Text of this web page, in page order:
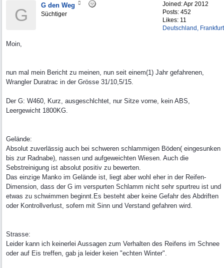
Joined:Apr 2012
Posts: 452
Likes: 11
Deutschland, Frankfurt
G G den Weg
Süchtiger
Moin,
nun mal mein Bericht zu meinen, nun seit einem(1) Jahr gefahrenen,
Wrangler Duratrac in der Grösse 31/10,5/15.
Der G: W460, Kurz, ausgeschlchtet, nur Sitze vorne, kein ABS,
Leergewicht 1800KG.
Gelände:
Absolut zuverlässig auch bei schweren schlammigen Böden( eingesunken
bis zur Radnabe), nassen und aufgeweichten Wiesen. Auch die
Sebstreinigung ist absolut positiv zu bewerten.
Das einzige Manko im Gelände ist, liegt aber wohl eher in der Reifen-
Dimension, dass der G im verspurten Schlamm nicht sehr spurtreu ist und
etwas zu schwimmen beginnt.Es besteht aber keine Gefahr des Abdriften
oder Kontrollverlust, sofern mit Sinn und Verstand gefahren wird.
Strasse:
Leider kann ich keinerlei Aussagen zum Verhalten des Reifens im Schnee
oder auf Eis treffen, gab ja leider keien "echten Winter".